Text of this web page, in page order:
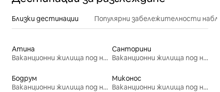
Близки дестинации Популярни забележителности
Атина
Ваканционни жилища под наем
Санторини
Ваканционни жилища под наем
Бодрум
Ваканционни жилища под наем
Миконос
Ваканционни жилища под наем